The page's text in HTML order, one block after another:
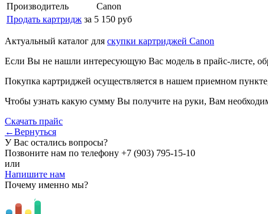
Производитель
Canon
Продать картридж за 5 150 руб
Актуальный каталог для скупки картриджей Canon
Если Вы не нашли интересующую Вас модель в прайс-листе,
Покупка картриджей осуществляется в нашем приемном
Чтобы узнать какую сумму Вы получите на руки, Вам
Скачать прайс
←Вернуться
У Вас остались вопросы?
Позвоните нам по телефону +7 (903) 795-15-10
или
Напишите нам
Почему именно мы?